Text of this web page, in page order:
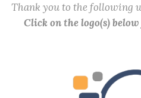
Thank you to the following
Click on the logo(s)